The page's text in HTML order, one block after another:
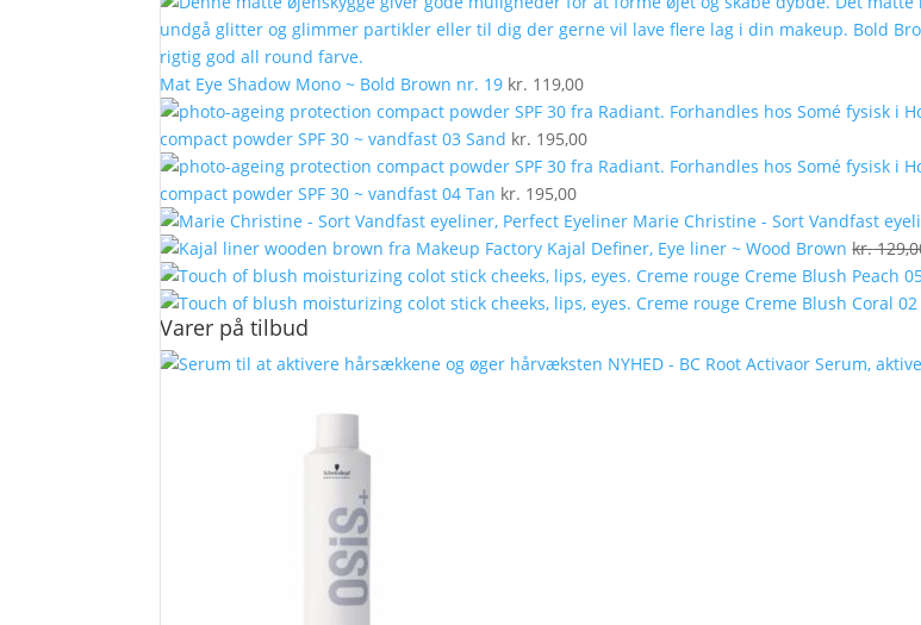
Mat Eye Shadow Mono ~ Bold Brown nr. 19 kr. 119,00
compact powder SPF 30 ~ vandfast 03 Sand kr. 195,00
compact powder SPF 30 ~ vandfast 04 Tan kr. 195,00
Marie Christine - Sort Vandfast
Kajal Definer, Eye liner ~ Wood Brown kr.
Creme Blush Peach
Creme Blush Coral
Varer på tilbud
NYHED - BC Root Activaor Serum,